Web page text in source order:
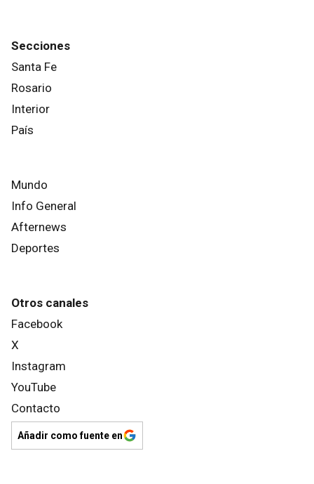
Secciones
Santa Fe
Rosario
Interior
País
Mundo
Info General
Afternews
Deportes
Otros canales
Facebook
X
Instagram
YouTube
Contacto
Añadir como fuente en